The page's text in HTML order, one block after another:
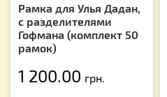
Рамка для Улья Дадан,
с разделителями
Гофмана (комплект 50
рамок)
1 200.00 грн.